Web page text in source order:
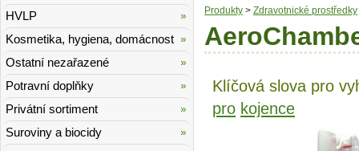
Produkty > Zdravotnické prostředky
Klíčová slova pro
pro kojence
HVLP
Kosmetika, hygiena, domácnost
Ostatní nezařazené
Potravní doplňky
Privátní sortiment
Suroviny a biocidy